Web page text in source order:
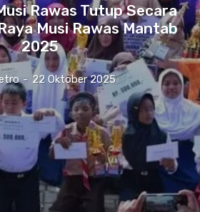
Rawas Tutup Secara
Musi Rawas Mantab
2025
- 22 Oktober 2025